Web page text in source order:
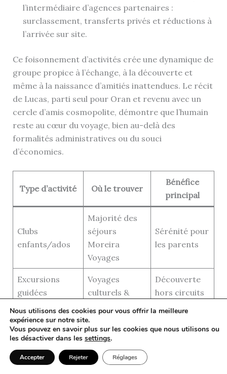
l’intermédiaire d’agences partenaires :
surclassement, transferts privés et réductions à
l’arrivée sur site.
Ce foisonnement d’activités crée une dynamique de
groupe propice à l’échange, à la découverte et
même à la naissance d’amitiés inattendues. Le récit
de Lucas, parti seul pour Oran et revenu avec un
cercle d’amis cosmopolite, démontre que l’humain
reste au cœur du voyage, bien au-delà des
formalités administratives ou du souci
d’économies.
Type d’activité Où le trouver
Bénéfice
principal
Clubs
enfants/ados
Majorité des
séjours
Moreira
Voyages
Sérénité pour
les parents
Excursions
guidées
inédites
Voyages
culturels &
mixtes
Découverte
hors circuits
classiques
Ateliers
créatifs/cuisine
Offres
thématiques
printanières
Immersion
Nous utilisons des cookies pour vous offrir la meilleure
expérience sur notre site.
Vous pouvez en savoir plus sur les cookies que nous utilisons ou
les désactiver dans les settings.
Accepter Rejeter Réglages